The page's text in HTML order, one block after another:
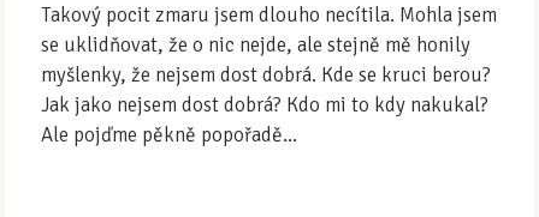
Takový pocit zmaru jsem dlouho necítila. Mohla jsem
se uklidňovat, že o nic nejde, ale stejně mě honily
myšlenky, že nejsem dost dobrá. Kde se kruci berou?
Jak jako nejsem dost dobrá? Kdo mi to kdy nakukal?
Ale pojďme pěkně popořadě...